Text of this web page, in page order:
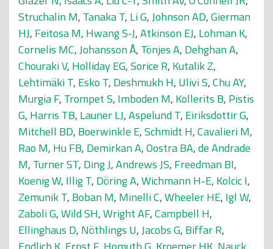
Struchalin M, Tanaka T, Li G,Johnson AD,Gierman
HJ, Feitosa M, Hwang S-J,Atkinson EJ, Lohman K,
Cornelis MC,Johansson Å, Tönjes A, Dehghan A,
Chouraki V, Holliday EG,Sorice R, Kutalik Z,
Lehtimäki T, Esko T, Deshmukh H, Ulivi S,Chu AY,
Murgia F, Trompet S, Imboden M, Kollerits B, Pistis
G, Harris TB, Launer LJ,Aspelund T, Eiriksdottir G,
Mitchell BD, Boerwinkle E,Schmidt H,Cavalieri M,
Rao M, Hu FB, Demirkan A,Oostra BA,de Andrade
M, Turner ST, Ding J,Andrews JS, Freedman BI,
Koenig W, Illig T, Döring A,Wichmann H-E, Kolcic I,
Zemunik T, Boban M, Minelli C,Wheeler HE, Igl W,
Zaboli G,Wild SH,Wright AF,Campbell H,
Ellinghaus D, Nöthlings U,Jacobs G, Biffar R,